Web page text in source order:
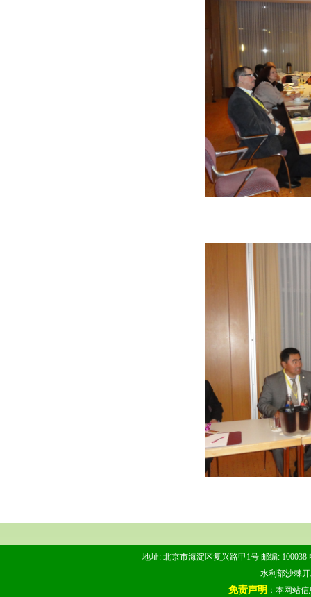
地址: 北京市海淀区复兴路甲1号 邮编: 100038
水利部沙棘
免责声明 ：本网站